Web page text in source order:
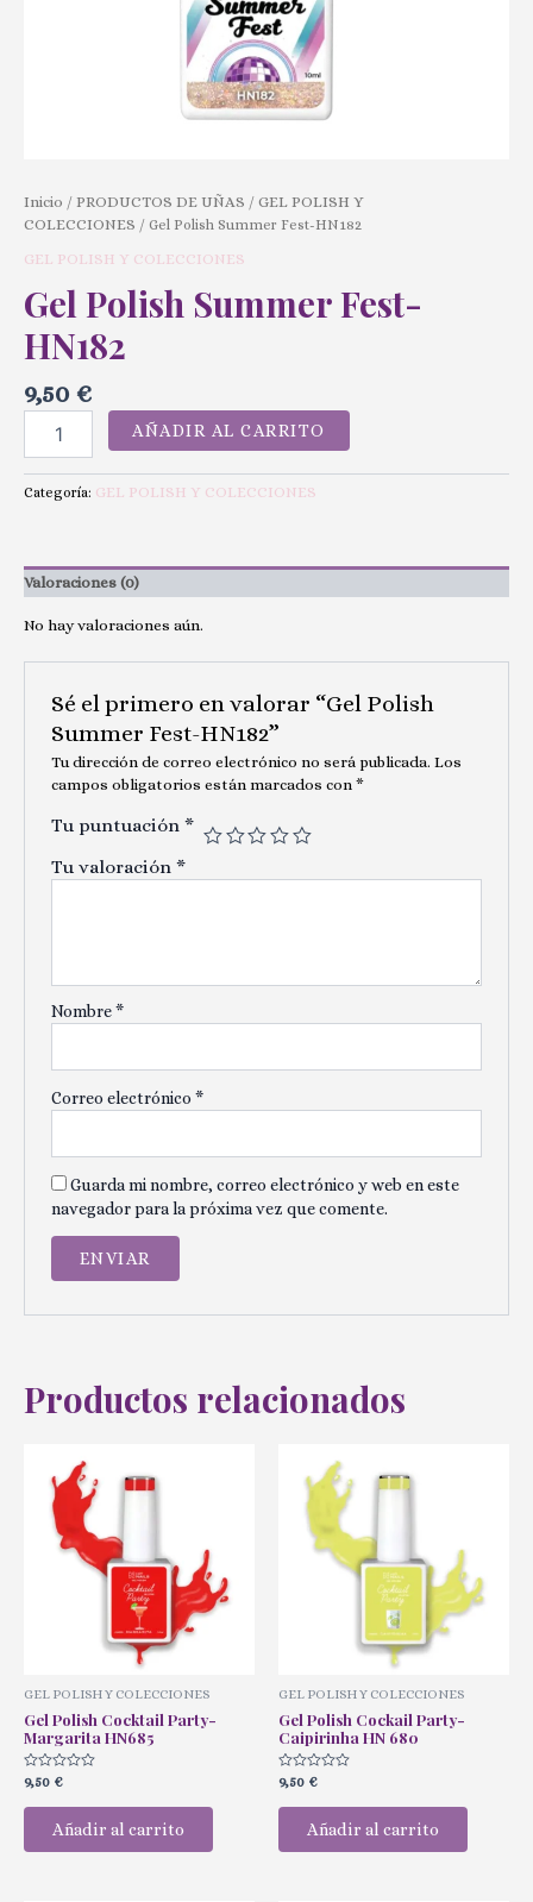
Inicio / PRODUCTOS DE UÑAS / GEL POLISH Y
COLECCIONES / Gel Polish Summer Fest-HN182
GEL POLISH Y COLECCIONES
Gel Polish Summer Fest-
HN182
9,50 €
AÑADIR AL CARRITO
Categoría: GEL POLISH Y COLECCIONES
Valoraciones (0)
No hay valoraciones aún.
Sé el primero en valorar “Gel Polish
Summer Fest-HN182”
Tu dirección de correo electrónico no será publicada. Los
campos obligatorios están marcados con *
Tu puntuación *
Tu valoración *
Nombre*
Correo electrónico *
Guarda mi nombre, correo electrónico y web en este
navegador para la próxima vez que comente.
Productos relacionados
GEL POLISH Y COLECCIONES
Gel Polish Cocktail Party-
Margarita HN685
Valorado
con
0
9,50 €
Añadir al carrito
GEL POLISH Y COLECCIONES
Gel Polish Cockail Party-
Caipirinha HN 680
Valorado
con
0
9,50 €
Añadir al carrito